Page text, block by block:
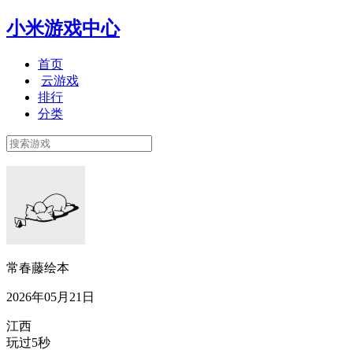
小米游戏中心
首页
云游戏
排行
分类
常春藤绘本
2026年05月21日
江西
玩过5秒